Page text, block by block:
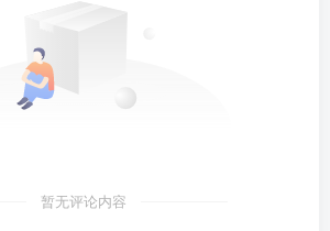
暂无评论内容